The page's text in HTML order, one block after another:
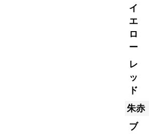
イ
エ
ロ
ー
レ
ッ
ド
朱赤
ブ